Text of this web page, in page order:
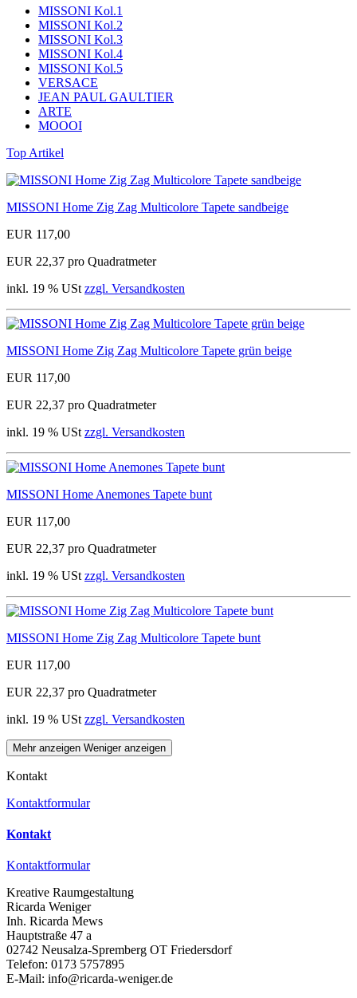
MISSONI Kol.1
MISSONI Kol.2
MISSONI Kol.3
MISSONI Kol.4
MISSONI Kol.5
VERSACE
JEAN PAUL GAULTIER
ARTE
MOOOI
Top Artikel
MISSONI Home Zig Zag Multicolore Tapete sandbeige
EUR 117,00
EUR 22,37 pro Quadratmeter
inkl. 19 % USt zzgl. Versandkosten
MISSONI Home Zig Zag Multicolore Tapete grün beige
EUR 117,00
EUR 22,37 pro Quadratmeter
inkl. 19 % USt zzgl. Versandkosten
MISSONI Home Anemones Tapete bunt
EUR 117,00
EUR 22,37 pro Quadratmeter
inkl. 19 % USt zzgl. Versandkosten
MISSONI Home Zig Zag Multicolore Tapete bunt
EUR 117,00
EUR 22,37 pro Quadratmeter
inkl. 19 % USt zzgl. Versandkosten
Mehr anzeigen Weniger anzeigen
Kontakt
Kontaktformular
Kontakt
Kontaktformular
Kreative Raumgestaltung
Ricarda Weniger
Inh. Ricarda Mews
Hauptstraße 47 a
02742 Neusalza-Spremberg OT Friedersdorf
Telefon: 0173 5757895
E-Mail: info@ricarda-weniger.de